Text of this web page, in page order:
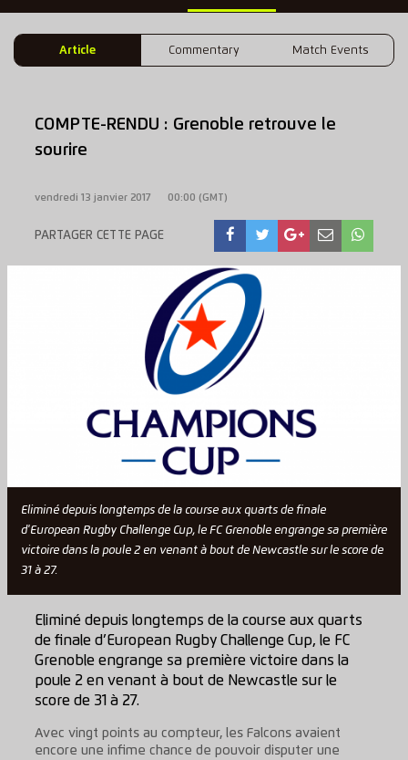
Article Commentary Match Events
COMPTE-RENDU : Grenoble retrouve le
sourire
vendredi 13 janvier 2017 00:00 (GMT)
PARTAGER CETTE PAGE
Eliminé depuis longtemps de la course aux quarts de finale
d'European Rugby Challenge Cup, le FC Grenoble engrange sa première
victoire dans la poule 2 en venant à bout de Newcastle sur le score de
31 à 27.
Eliminé depuis longtemps de la course aux quarts
de finale d’European Rugby Challenge Cup, le FC
Grenoble engrange sa première victoire dans la
poule 2 en venant à bout de Newcastle sur le
score de 31 à 27.
Avec vingt points au compteur, les Falcons avaient
encore une infime chance de pouvoir disputer une